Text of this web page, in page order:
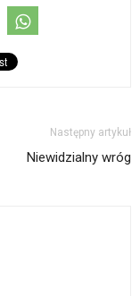
Następny artykuł
Niewidzialny wróg